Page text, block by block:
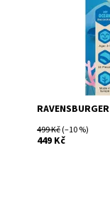
499 Kč(–10 %)
449 Kč